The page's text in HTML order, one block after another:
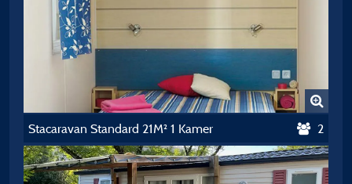
Stacaravan Standard 21M² 1 Kamer 2